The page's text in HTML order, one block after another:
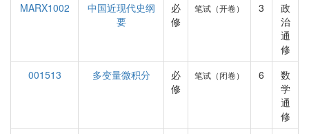
MARX1002
中国近现代史纲
要
必
修
笔试（开卷） 3
政
治
通
修
001513
多变量微积分
必
修
笔试（闭卷） 6
数
学
通
修